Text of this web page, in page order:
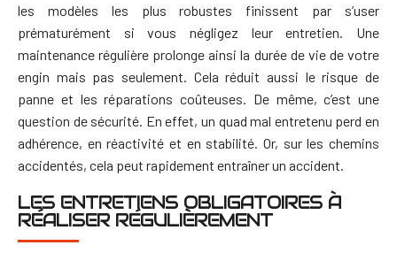
les modèles les plus robustes finissent par s’user
prématurément si vous négligez leur entretien. Une
maintenance régulière prolonge ainsi la durée de vie de votre
engin mais pas seulement. Cela réduit aussi le risque de
panne et les réparations coûteuses. De même, c’est une
question de sécurité. En effet, un quad mal entretenu perd en
adhérence, en réactivité et en stabilité. Or, sur les chemins
accidentés, cela peut rapidement entraîner un accident.
LES ENTRETIENS OBLIGATOIRES À
RÉALISER RÉGULIÈREMENT